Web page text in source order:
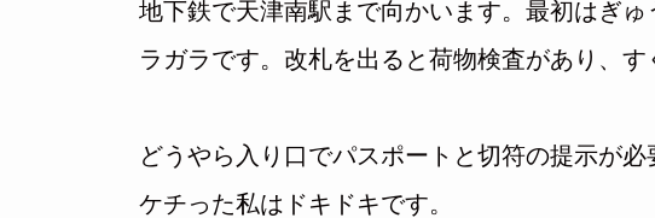
地下鉄で天津南駅まで向かいます。最初はぎ
ラガラです。改札を出ると荷物検査があり、す
どうやら入り口でパスポートと切符の提示が
ケチった私はドキドキです。